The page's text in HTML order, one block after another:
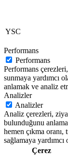
YSC
Performans
Performans
Performans
sunmaya yardımcı
anlamak ve analiz
Analizler
Analizler
Analiz çerezleri,
bulunduğunu
hemen çıkma
sağlamaya yardımcı
Çerez